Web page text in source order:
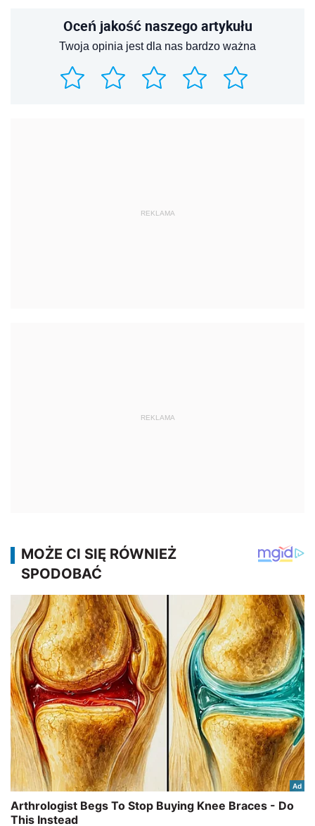
Oceń jakość naszego artykułu
Twoja opinia jest dla nas bardzo ważna
REKLAMA
REKLAMA